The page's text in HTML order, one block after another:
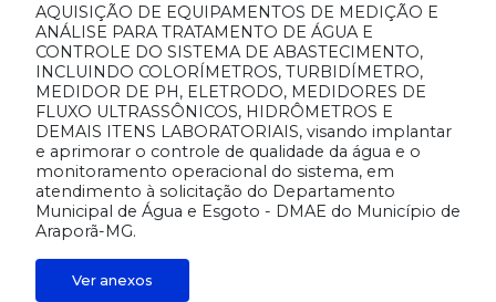
AQUISIÇÃO DE EQUIPAMENTOS DE MEDIÇÃO E
ANÁLISE PARA TRATAMENTO DE ÁGUA E
CONTROLE DO SISTEMA DE ABASTECIMENTO,
INCLUINDO COLORÍMETROS, TURBIDÍMETRO,
MEDIDOR DE PH, ELETRODO, MEDIDORES DE
FLUXO ULTRASSÔNICOS, HIDRÔMETROS E
DEMAIS ITENS LABORATORIAIS, visando implantar
e aprimorar o controle de qualidade da água e o
monitoramento operacional do sistema, em
atendimento à solicitação do Departamento
Municipal de Água e Esgoto - DMAE do Município de
Araporã-MG.
Ver anexos